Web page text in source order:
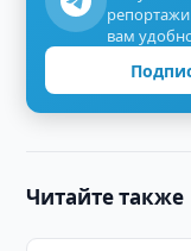
вам
Читайте также